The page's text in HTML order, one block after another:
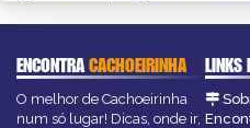
ENCONTRACACHOEIRINHA
O melhor de Cachoeirinha
num só lugar! Dicas, onde ir,
LINKS